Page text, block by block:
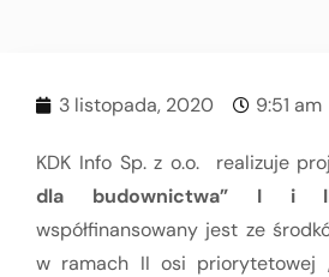
3 listopada, 2020 9:51 am
KDK Info Sp. z o.o. realizuje
dla budownictwa” I i
współfinansowany jest ze
w ramach II osi priorytetowej